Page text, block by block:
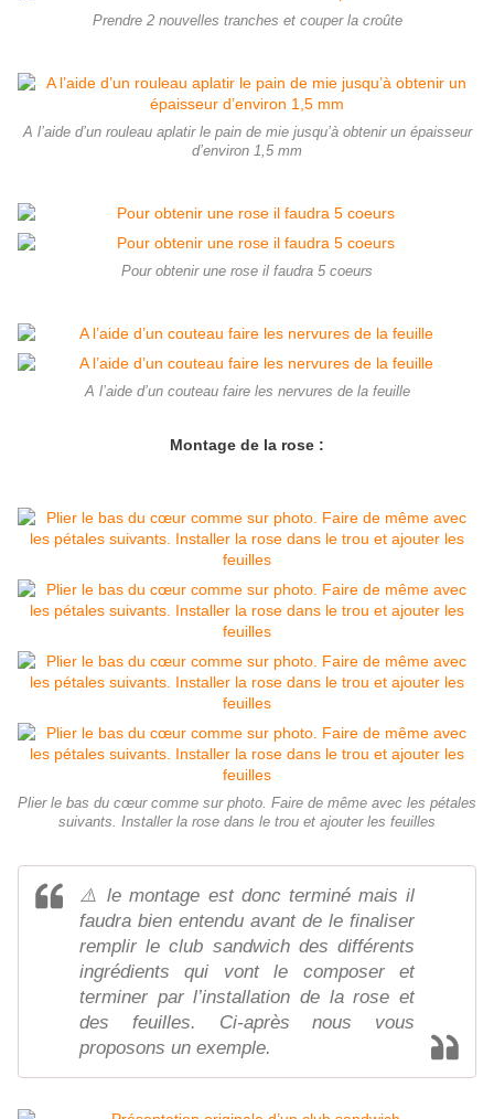
Prendre 2 nouvelles tranches et couper la croûte
A l’aide d’un rouleau aplatir le pain de mie jusqu’à obtenir un épaisseur
d’environ 1,5 mm
Pour obtenir une rose il faudra 5 coeurs
A l’aide d’un couteau faire les nervures de la feuille
Montage de la rose :
Plier le bas du cœur comme sur photo. Faire de même avec les pétales
suivants. Installer la rose dans le trou et ajouter les feuilles
⚠️ le montage est donc terminé mais il
faudra bien entendu avant de le finaliser
remplir le club sandwich des différents
ingrédients qui vont le composer et
terminer par l’installation de la rose et
des feuilles. Ci-après nous vous
proposons un exemple.